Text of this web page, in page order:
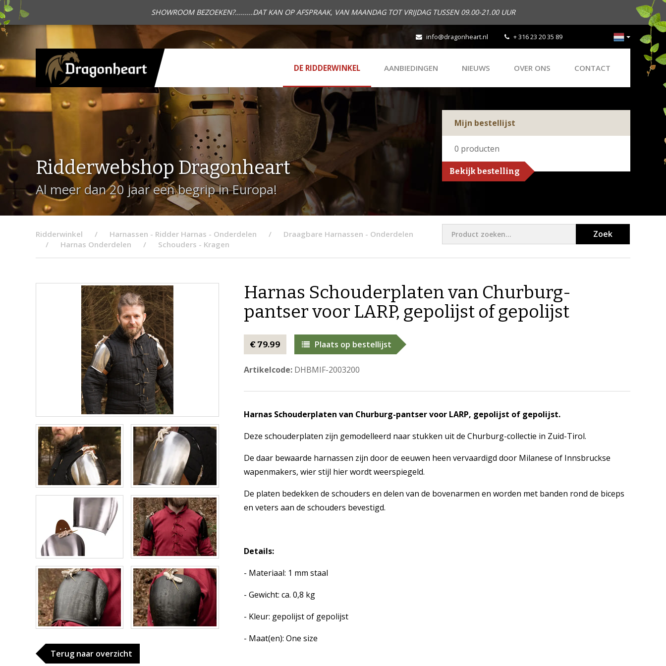
SHOWROOM BEZOEKEN?.........DAT KAN OP AFSPRAAK, VAN MAANDAG TOT VRIJDAG TUSSEN 09.00-21.00 UUR
info@dragonheart.nl + 316 23 20 35 89
DE RIDDERWINKEL AANBIEDINGEN NIEUWS OVER ONS CONTACT
Ridderwebshop Dragonheart
Al meer dan 20 jaar een begrip in Europa!
Mijn bestellijst
0 producten
Bekijk bestelling
Ridderwinkel Harnassen - Ridder Harnas - Onderdelen
Draagbare Harnassen - Onderdelen
Harnas Onderdelen
Schouders - Kragen
Zoek
Terug naar overzicht
Harnas Schouderplaten van Churburg-
pantser voor LARP, gepolijst of gepolijst
€ 79.99 Plaats op bestellijst
Artikelcode:DHBMIF-2003200
Harnas Schouderplaten van Churburg-pantser voor LARP, gepolijst of gepolijst.
Deze schouderplaten zijn gemodelleerd naar stukken uit de Churburg-collectie in Zuid-Tirol.
De daar bewaarde harnassen zijn door de eeuwen heen vervaardigd door Milanese of Innsbruckse
wapenmakers, wier stijl hier wordt weerspiegeld.
De platen bedekken de schouders en delen van de bovenarmen en worden met banden rond de biceps
en veters aan de schouders bevestigd.
Details:
- Materiaal: 1 mm staal
- Gewicht: ca. 0,8 kg
- Kleur: gepolijst of gepolijst
- Maat(en): One size